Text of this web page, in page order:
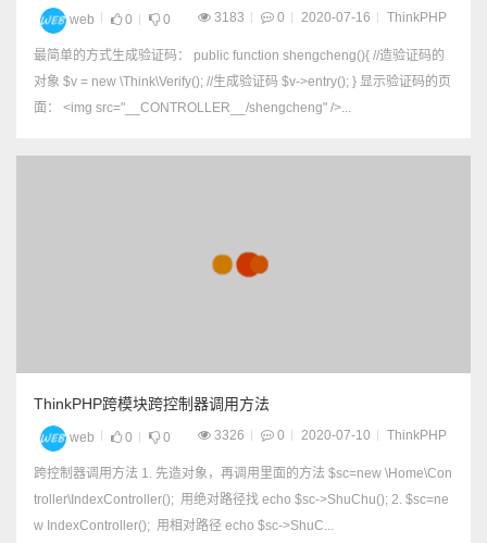
web 0 0 3183 0 2020-07-16 ThinkPHP
最简单的方式生成验证码： public function shengcheng(){ //造验证码的
对象 $v = new \Think\Verify(); //生成验证码 $v->entry(); } 显示验证码的页
面： <img src="__CONTROLLER__/shengcheng" />...
ThinkPHP跨模块跨控制器调用方法
web 0 0 3326 0 2020-07-10 ThinkPHP
跨控制器调用方法 1. 先造对象，再调用里面的方法 $sc=new \Home\Con
troller\IndexController(); 用绝对路径找 echo $sc->ShuChu(); 2. $sc=ne
w IndexController(); 用相对路径 echo $sc->ShuC...